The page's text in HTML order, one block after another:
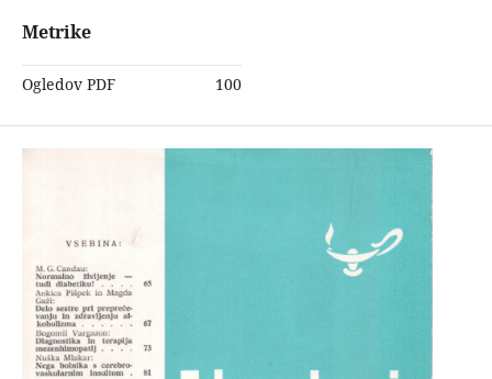
Metrike
Ogledov PDF 100